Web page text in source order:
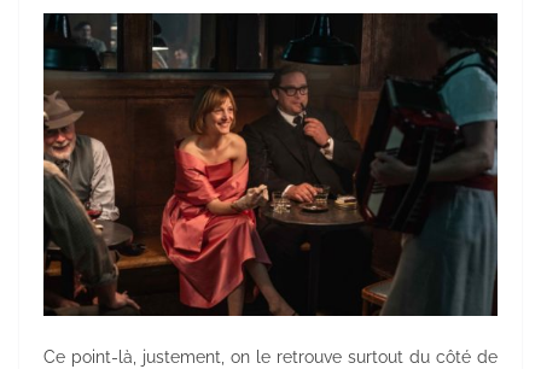
Ce point-là, justement, on le retrouve surtout du côté de